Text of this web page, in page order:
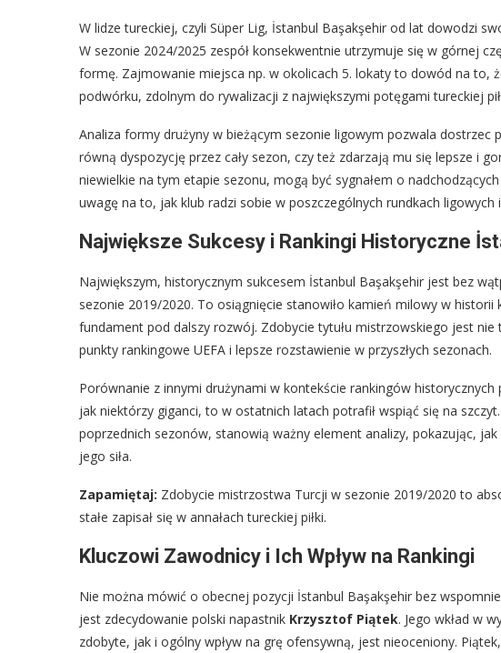
W lidze tureckiej, czyli Süper Lig, İstanbul Başakşehir od lat dowodzi
W sezonie 2024/2025 zespół konsekwentnie utrzymuje się w górnej
formę. Zajmowanie miejsca np. w okolicach 5. lokaty to dowód na to,
podwórku, zdolnym do rywalizacji z największymi potęgami tureckiej
Analiza formy drużyny w bieżącym sezonie ligowym pozwala dostrzec
równą dyspozycję przez cały sezon, czy też zdarzają mu się lepsze i
niewielkie na tym etapie sezonu, mogą być sygnałem o
uwagę na to, jak klub radzi sobie w poszczególnych rundkach ligowych
Największe Sukcesy i Rankingi Historyczne
Największym, historycznym sukcesem İstanbul Başakşehir jest bez
sezonie 2019/2020. To osiągnięcie stanowiło kamień milowy w
fundament pod dalszy rozwój. Zdobycie tytułu mistrzowskiego jest nie
punkty rankingowe UEFA i lepsze rozstawienie w przyszłych sezonach.
Porównanie z innymi drużynami w kontekście rankingów
jak niektórzy giganci, to w ostatnich latach potrafił wspiąć się na
poprzednich sezonów, stanowią ważny element analizy, pokazując, jak
jego siła.
Zapamiętaj: Zdobycie mistrzostwa Turcji w sezonie 2019/2020 to
stałe zapisał się w annałach tureckiej piłki.
Kluczowi Zawodnicy i Ich Wpływ na Rankingi
Nie można mówić o obecnej pozycji İstanbul Başakşehir bez
jest zdecydowanie polski napastnik Krzysztof Piątek. Jego wkład w
zdobyte, jak i ogólny wpływ na grę ofensywną, jest nieoceniony.